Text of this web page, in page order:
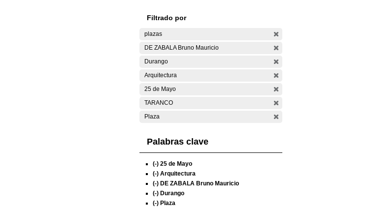
Filtrado por
plazas
DE ZABALA Bruno Mauricio
Durango
Arquitectura
25 de Mayo
TARANCO
Plaza
Palabras clave
(-) 25 de Mayo
(-) Arquitectura
(-) DE ZABALA Bruno Mauricio
(-) Durango
(-) Plaza